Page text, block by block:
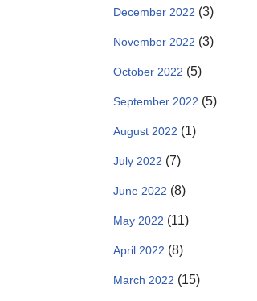
December 2022 (3)
November 2022 (3)
October 2022 (5)
September 2022 (5)
August 2022 (1)
July 2022 (7)
June 2022 (8)
May 2022 (11)
April 2022 (8)
March 2022 (15)